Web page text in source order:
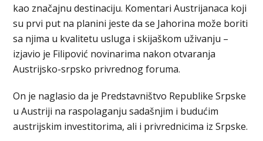
kao značajnu destinaciju. Komentari Austrijanaca koji
su prvi put na planini jeste da se Јahorina može boriti
sa njima u kvalitetu usluga i skijaškom uživanju –
izjavio je Filipović novinarima nakon otvaranja
Austrijsko-srpsko privrednog foruma.
On je naglasio da je Predstavništvo Republike Srpske
u Austriji na raspolaganju sadašnjim i budućim
austrijskim investitorima, ali i privrednicima iz Srpske.